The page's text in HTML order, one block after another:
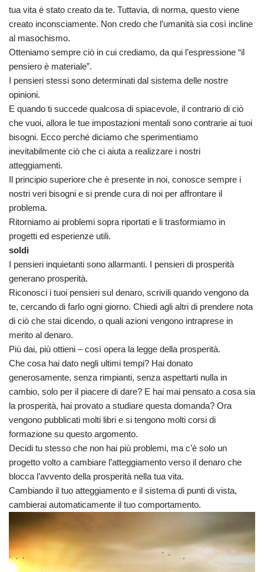
tua vita è stato creato da te. Tuttavia, di norma, questo viene
creato inconsciamente. Non credo che l’umanità sia così incline
al masochismo.
Otteniamo sempre ciò in cui crediamo, da qui l’espressione “il
pensiero è materiale”.
I pensieri stessi sono determinati dal sistema delle nostre
opinioni.
E quando ti succede qualcosa di spiacevole, il contrario di ciò
che vuoi, allora le tue impostazioni mentali sono contrarie ai tuoi
bisogni. Ecco perché diciamo che sperimentiamo
inevitabilmente ciò che ci aiuta a realizzare i nostri
atteggiamenti.
Il principio superiore che è presente in noi, conosce sempre i
nostri veri bisogni e si prende cura di noi per affrontare il
problema.
Ritorniamo ai problemi sopra riportati e li trasformiamo in
progetti ed esperienze utili.
soldi
I pensieri inquietanti sono allarmanti. I pensieri di prosperità
generano prosperità.
Riconosci i tuoi pensieri sul denaro, scrivili quando vengono da
te, cercando di farlo ogni giorno. Chiedi agli altri di prendere nota
di ciò che stai dicendo, o quali azioni vengono intraprese in
merito al denaro.
Più dai, più ottieni – così opera la legge della prosperità.
Che cosa hai dato negli ultimi tempi? Hai donato
generosamente, senza rimpianti, senza aspettarti nulla in
cambio, solo per il piacere di dare? E hai mai pensato a cosa sia
la prosperità, hai provato a studiare questa domanda? Ora
vengono pubblicati molti libri e si tengono molti corsi di
formazione su questo argomento.
Decidi tu stesso che non hai più problemi, ma c’è solo un
progetto volto a cambiare l’atteggiamento verso il denaro che
blocca l’avvento della prosperità nella tua vita.
Cambiando il tuo atteggiamento e il sistema di punti di vista,
cambierai automaticamente il tuo comportamento.